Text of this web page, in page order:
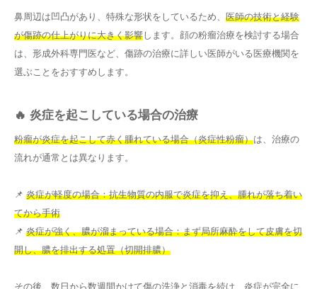
鼻周辺は凹凸があり、特殊な形状をしているため、 医師の技術と経験
が傷跡の仕上がりに大きく影響します。顔の粉瘤治療を検討する場合
は、形成外科専門医など、傷跡の治療に詳しい医師がいる医療機関を
選ぶことをおすすめします。
🔥 炎症を起こしている場合の治療
粉瘤が炎症を起こして赤く腫れている場合（炎症性粉瘤）は、治療の
流れが通常とは異なります。
📌 炎症が軽度の場合：抗生物質の内服で炎症を抑え、腫れが落ち着い
てから手術
📌 炎症が強く、膿が溜まっている場合：まず局所麻酔をして皮膚を切
開し、膿を排出する処置（切開排膿）
その後、数日から数週間かけて傷の洗浄と消毒を続け、炎症が完全に